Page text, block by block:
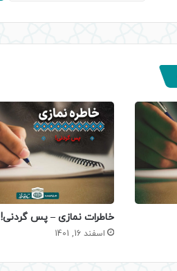
خاطرات نمازی – پس گردنی!
اسفند 16, 1401